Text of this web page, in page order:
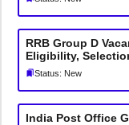
RRB Group D
Eligibility,
Status: New
India Post Office